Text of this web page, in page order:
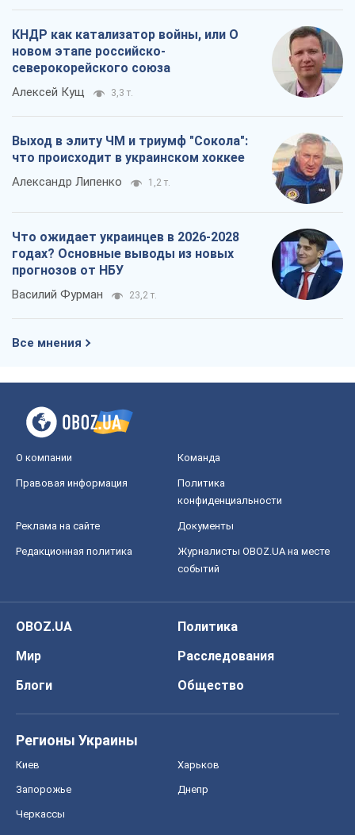
КНДР как катализатор войны, или О
новом этапе российско-
северокорейского союза
Алексей Кущ 3,3 т.
Выход в элиту ЧМ и триумф "Сокола":
что происходит в украинском хоккее
Александр Липенко 1,2 т.
Что ожидает украинцев в 2026-2028
годах? Основные выводы из новых
прогнозов от НБУ
Василий Фурман 23,2 т.
Все мнения
О компании Команда
Правовая информация
Политика
конфиденциальности
Реклама на сайте Документы
Редакционная политика
Журналисты OBOZ.UA на месте
событий
OBOZ.UA
Политика
Мир
Расследования
Блоги
Общество
Регионы Украины
Киев Харьков
Запорожье Днепр
Черкассы